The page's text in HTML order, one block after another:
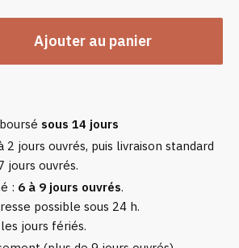
Ajouter au panier
sous 14 jours
2 jours ouvrés, puis livraison standard
jours ouvrés.
: 6 à 9 jours ouvrés.
possible sous 24 h.
jours fériés.